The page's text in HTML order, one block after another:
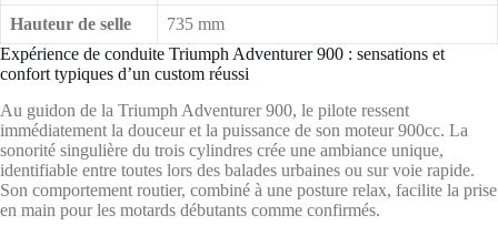
Hauteur de selle
735 mm
Expérience de conduite Triumph Adventurer 900 : sensations et
confort typiques d’un custom réussi
Au guidon de la Triumph Adventurer 900, le pilote ressent
immédiatement la douceur et la puissance de son moteur 900cc. La
sonorité singulière du trois cylindres crée une ambiance unique,
identifiable entre toutes lors des balades urbaines ou sur voie rapide.
Son comportement routier, combiné à une posture relax, facilite la prise
en main pour les motards débutants comme confirmés.